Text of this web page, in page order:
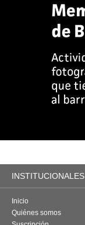
INSTITUCIONALES
Inicio
Quiénes somos